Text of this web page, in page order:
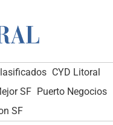
CYD Litoral
SF Puerto Negocios
SF